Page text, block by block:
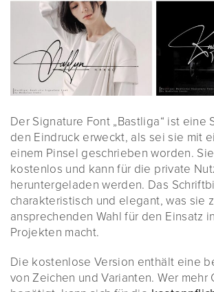
Der Signature Font „Bastliga“ ist eine
den Eindruck erweckt, als sei sie mit
einem Pinsel geschrieben worden.
kostenlos und kann für die private
heruntergeladen werden. Das
charakteristisch und elegant, was sie
ansprechenden Wahl für den Einsatz
Projekten macht.
Die kostenlose Version enthält eine
von Zeichen und Varianten. Wer mehr